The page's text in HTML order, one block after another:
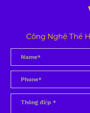
Công Nghệ Thể